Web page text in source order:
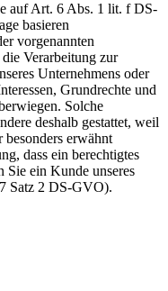
auf Art. 6 Abs. 1 lit. f DS-
basieren
vorgenannten
Verarbeitung zur
Unternehmens oder
Grundrechte und
Solche
deshalb gestattet, weil
besonders erwähnt
dass ein berechtigtes
Sie ein Kunde unseres
Satz 2 DS-GVO).